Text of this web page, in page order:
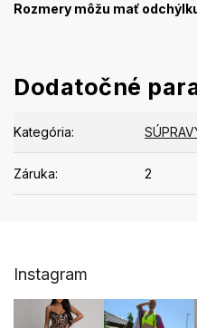
Rozmery môžu mať
Dodatočné
Kategória:
Záruka: 2
Instagram